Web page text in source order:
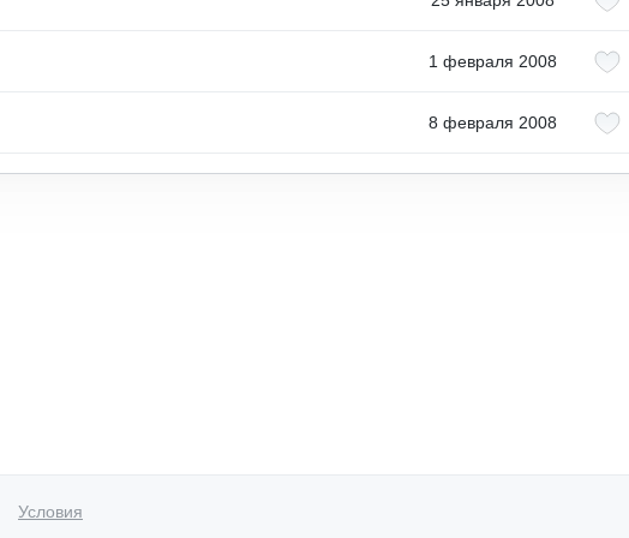
1 февраля 2008
8 февраля 2008
Условия